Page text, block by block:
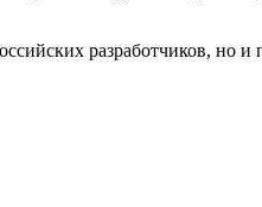
разработчиков, но